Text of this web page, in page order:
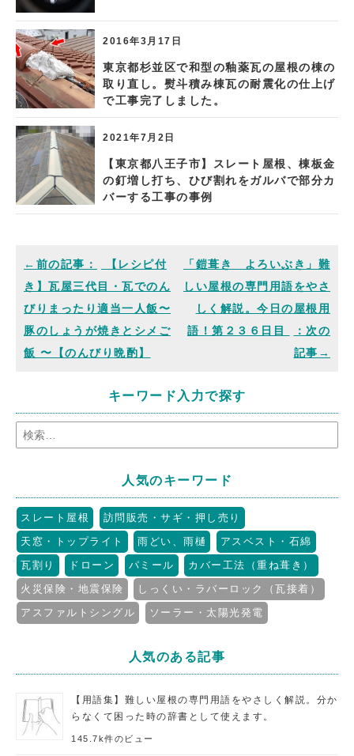
2016年3月17日
東京都杉並区で和型の釉薬瓦の屋根の棟の
取り直し。熨斗積み棟瓦の耐震化の仕上げ
で工事完了しました。
2021年7月2日
【東京都八王子市】スレート屋根、棟板金
の釘増し打ち、ひび割れをガルバで部分カ
バーする工事の事例
【レシピ付
き】瓦屋三代目・瓦でのん
びりまったり適当一人飯〜
豚のしょうが焼きとシメご
飯 〜【のんびり晩酌】
「鎧葺き よろいぶき」難
しい屋根の専門用語をやさ
しく解説。今日の屋根用
語！第２３６日目
キーワード入力で探す
人気のキーワード
スレート屋根
訪問販売・サギ・押し売り
天窓・トップライト
雨どい、雨樋
アスベスト・石綿
瓦割り
ドローン パミール
カバー工法（重ね葺き）
火災保険・地震保険
しっくい・ラバーロック（瓦接着）
アスファルトシングル
ソーラー・太陽光発電
人気のある記事
【用語集】難しい屋根の専門用語をやさしく解説。分か
らなくて困った時の辞書として使えます。
145.7k件のビュー